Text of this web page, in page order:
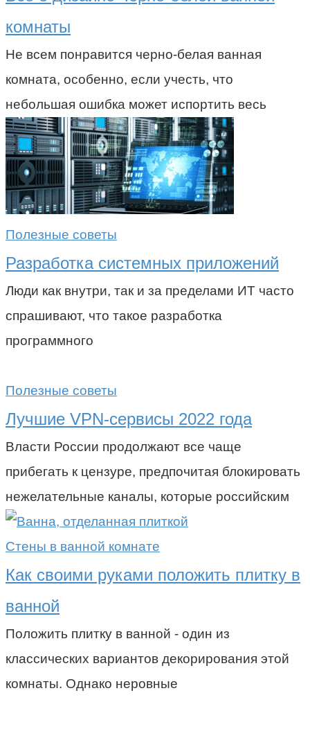
комнаты
Не всем понравится черно-белая ванная
комната, особенно, если учесть, что
небольшая ошибка может испортить весь
Полезные советы
Разработка системных приложений
Люди как внутри, так и за пределами ИТ часто
спрашивают, что такое разработка
программного
Полезные советы
Лучшие VPN-сервисы 2022 года
Власти России продолжают все чаще
прибегать к цензуре, предпочитая блокировать
нежелательные каналы, которые российским
Стены в ванной комнате
Как своими руками положить плитку в
ванной
Положить плитку в ванной - один из
классических вариантов декорирования этой
комнаты. Однако неровные